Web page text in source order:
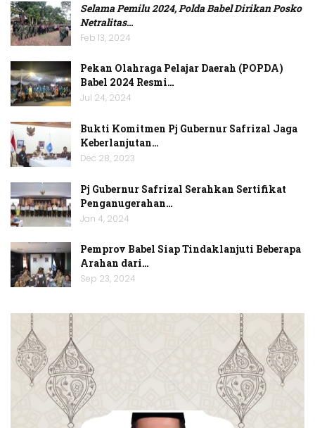
Selama Pemilu 2024, Polda Babel Dirikan Posko
Netralitas…
Feb 13, 2024
Pekan Olahraga Pelajar Daerah (POPDA)
Babel 2024 Resmi…
Jul 24, 2024
Bukti Komitmen Pj Gubernur Safrizal Jaga
Keberlanjutan…
Dec 28, 2023
Pj Gubernur Safrizal Serahkan Sertifikat
Penganugerahan…
Jan 4, 2024
Pemprov Babel Siap Tindaklanjuti Beberapa
Arahan dari…
Sep 23, 2024